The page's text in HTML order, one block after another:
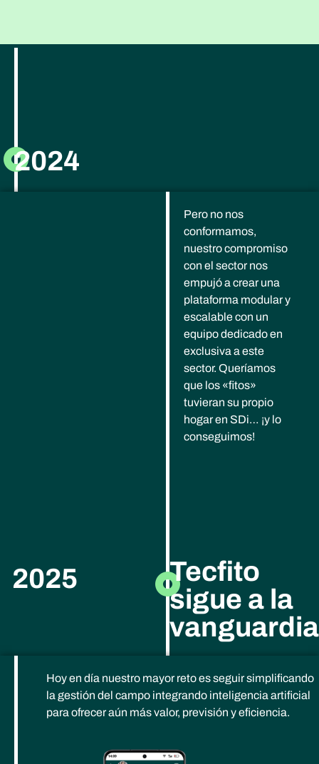
2024
Pero no nos
conformamos,
nuestro compromiso
con el sector nos
empujó a crear una
plataforma modular y
escalable con un
equipo dedicado en
exclusiva a este
sector. Queríamos
que los «fitos»
tuvieran su propio
hogar en SDi… ¡y lo
conseguimos!
2025
Tecfito
sigue a la
vanguardia
Hoy en día nuestro mayor reto es seguir simplificando
la gestión del campo integrando inteligencia artificial
para ofrecer aún más valor, previsión y eficiencia.